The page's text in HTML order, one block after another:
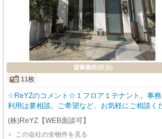
貸事務所(区分)
11枚
☆ReYZのコメント☆１フロア１テナント。事
利用は要相談。ご希望など、お気軽にご相談く
によりこちらに掲載していない物件のご紹介も
(株)ReYZ【WEB面談可】
この会社の全物件を見る